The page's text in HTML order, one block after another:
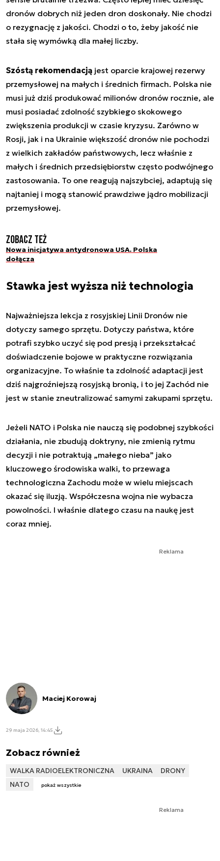
dronów dobrych niż jeden dron doskonały. Nie chodzi
o rezygnację z jakości. Chodzi o to, żeby jakość nie
stała się wymówką dla małej liczby.
Szóstą rekomendacją jest oparcie krajowej rezerwy
przemysłowej na małych i średnich firmach. Polska nie
musi już dziś produkować milionów dronów rocznie, ale
musi posiadać zdolność szybkiego skokowego
zwiększenia produkcji w czasie kryzysu. Zarówno w
Rosji, jak i na Ukrainie większość dronów nie pochodzi
z wielkich zakładów państwowych, lecz właśnie z
małych i średnich przedsiębiorstw często podwójnego
zastosowania. To one reagują najszybciej, adaptują się
najtaniej i mogą stanowić prawdziwe jądro mobilizacji
przemysłowej.
Zobacz też
Nowa inicjatywa antydronowa USA. Polska
dołącza
Stawka jest wyższa niż technologia
Najważniejsza lekcja z rosyjskiej Linii Dronów nie
dotyczy samego sprzętu. Dotyczy państwa, które
potrafi szybko uczyć się pod presją i przekształcać
doświadczenie bojowe w praktyczne rozwiązania
organizacyjne. To właśnie ta zdolność adaptacji jest
dziś najgroźniejszą rosyjską bronią, i to jej Zachód nie
jest w stanie zneutralizować samymi zakupami sprzętu.
Jeżeli NATO i Polska nie nauczą się podobnej szybkości
działania, nie zbudują doktryny, nie zmienią rytmu
decyzji i nie potraktują „małego nieba” jako
kluczowego środowiska walki, to przewaga
technologiczna Zachodu może w wielu miejscach
okazać się iluzją. Współczesna wojna nie wybacza
powolności. I właśnie dlatego czasu na naukę jest
coraz mniej.
Reklama
Maciej Korowaj
29 maja 2026, 14:45
Zobacz również
WALKA RADIOELEKTRONICZNA UKRAINA
DRONY
NATO
pokaż wszystkie
Reklama